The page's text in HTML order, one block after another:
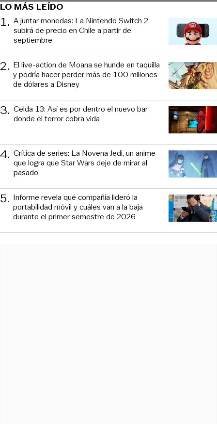
LO MÁS LEÍDO
1. A juntar monedas: La Nintendo Switch 2
subirá de precio en Chile a partir de
septiembre
2. El live-action de Moana se hunde en taquilla
y podría hacer perder más de 100 millones
de dólares a Disney
3. Celda 13: Así es por dentro el nuevo bar
donde el terror cobra vida
4. Crítica de series: La Novena Jedi, un anime
que logra que Star Wars deje de mirar al
pasado
5. Informe revela qué compañía lideró la
portabilidad móvil y cuáles van a la baja
durante el primer semestre de 2026